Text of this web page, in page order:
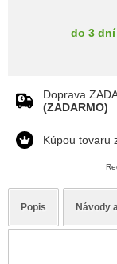
do 3 dní
Doprava
(ZADARMO)
Kúpou tovaru
Popis Návody